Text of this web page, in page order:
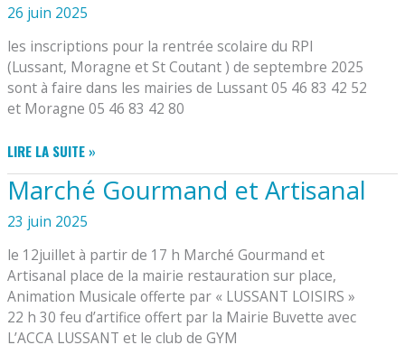
RUE
EN
DÉCEMBRE
2025
26 juin 2025
les inscriptions pour la rentrée scolaire du RPI
(Lussant, Moragne et St Coutant ) de septembre 2025
sont à faire dans les mairies de Lussant 05 46 83 42 52
et Moragne 05 46 83 42 80
RENTRÉE
SCOLAIRE
2025/2026
LIRE LA SUITE »
Marché Gourmand et Artisanal
23 juin 2025
le 12juillet à partir de 17 h Marché Gourmand et
Artisanal place de la mairie restauration sur place,
Animation Musicale offerte par « LUSSANT LOISIRS »
22 h 30 feu d’artifice offert par la Mairie Buvette avec
L’ACCA LUSSANT et le club de GYM